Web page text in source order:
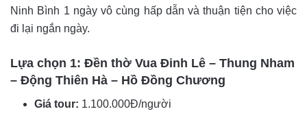
Ninh Bình 1 ngày vô cùng hấp dẫn và thuận tiện cho việc
đi lại ngắn ngày.
Lựa chọn 1: Đền thờ Vua Đinh Lê – Thung Nham
– Động Thiên Hà – Hồ Đồng Chương
Giá tour: 1.100.000Đ/người